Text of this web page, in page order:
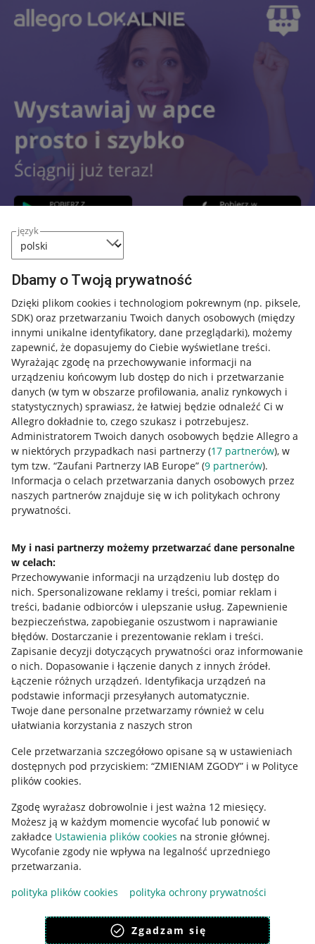
język
Dbamy o Twoją prywatność
Dzięki plikom cookies i technologiom pokrewnym (np. piksele,
SDK) oraz przetwarzaniu Twoich danych osobowych (między
innymi unikalne identyfikatory, dane przeglądarki), możemy
zapewnić, że dopasujemy do Ciebie wyświetlane treści.
Wyrażając zgodę na przechowywanie informacji na
urządzeniu końcowym lub dostęp do nich i przetwarzanie
danych (w tym w obszarze profilowania, analiz rynkowych i
statystycznych) sprawiasz, że łatwiej będzie odnaleźć Ci w
Allegro dokładnie to, czego szukasz i potrzebujesz.
Administratorem Twoich danych osobowych będzie Allegro a
w niektórych przypadkach nasi partnerzy (17 partnerów), w
tym tzw. “Zaufani Partnerzy IAB Europe” (9 partnerów).
Informacja o celach przetwarzania danych osobowych przez
naszych partnerów znajduje się w ich politykach ochrony
prywatności.
My i nasi partnerzy możemy przetwarzać dane personalne
w celach:
Przechowywanie informacji na urządzeniu lub dostęp do
nich. Spersonalizowane reklamy i treści, pomiar reklam i
treści, badanie odbiorców i ulepszanie usług. Zapewnienie
bezpieczeństwa, zapobieganie oszustwom i naprawianie
błędów. Dostarczanie i prezentowanie reklam i treści.
Zapisanie decyzji dotyczących prywatności oraz informowanie
o nich. Dopasowanie i łączenie danych z innych źródeł.
Łączenie różnych urządzeń. Identyfikacja urządzeń na
podstawie informacji przesyłanych automatycznie.
Twoje dane personalne przetwarzamy również w celu
ułatwiania korzystania z naszych stron
Cele przetwarzania szczegółowo opisane są w ustawieniach
dostępnych pod przyciskiem: “ZMIENIAM ZGODY” i w Polityce
plików cookies.
Zgodę wyrażasz dobrowolnie i jest ważna 12 miesięcy.
Możesz ją w każdym momencie wycofać lub ponowić w
zakładce Ustawienia plików cookies na stronie głównej.
Wycofanie zgody nie wpływa na legalność uprzedniego
przetwarzania.
polityka plików cookies
polityka ochrony prywatności
Zgadzam się
Przydatne informacje
Jak to działa
Napisz do nas
Allegro Gadane dla sprzedających
Allegro Gadane dla kupujących
Mapa miejscowości
Informacje prawne
Regulamin
Polityka plików "cookies"
Udostępnianie lokalizacji
Informacje dla Aktu o Usługach Cyfrowych
Pobierz aplikację
Korzystanie z serwisu oznacza akceptację